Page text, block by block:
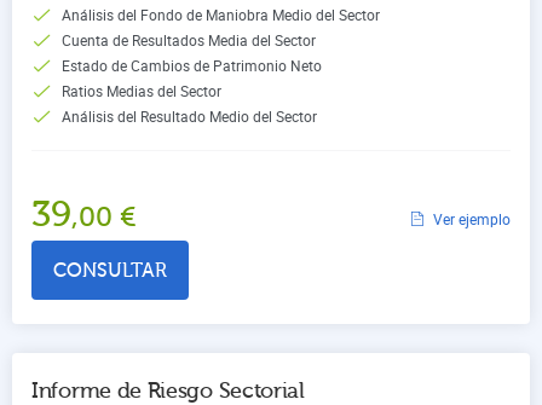
Análisis del Fondo de Maniobra Medio del Sector
Cuenta de Resultados Media del Sector
Estado de Cambios de Patrimonio Neto
Ratios Medias del Sector
Análisis del Resultado Medio del Sector
39,00 € Ver ejemplo
CONSULTAR
Informe de Riesgo Sectorial